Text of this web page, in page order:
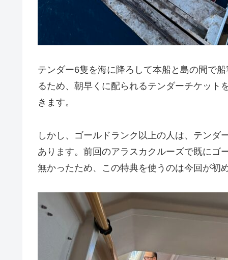
テンダー6隻を海に降ろして本船と島の間で
るため、朝早くに配られるテンダーチケット
きます。
しかし、ゴールドランク以上の人は、テン
あります。前回のアラスカクルーズで既にゴ
無かったため、この特典を使うのは今回が初